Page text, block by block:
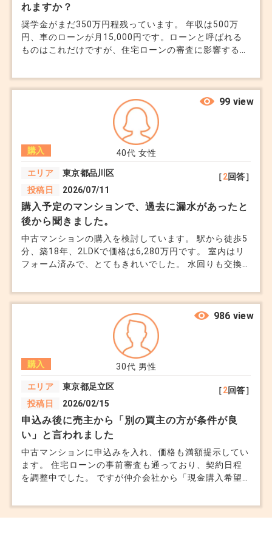
れますか？
奨学金がまだ350万円程残っています。 年収は500万
円、車のローンが月15,000円です。ローンと呼ばれる
ものはこれだけですが、住宅ローンの審査に影響するの
供を希望している為私だけの年収で住宅ローン審査を出
40代 女性
購入
エリア
東京都品川区
投稿日
2026/07/11
［2回答］
99 view
購入予定のマンションで、過去に漏水があったと
後から聞きました。
中古マンションの購入を検討しています。 駅から徒歩5
分、築18年、2LDKで価格は6,280万円です。 室内はリ
フォーム済みで、とてもきれいでした。 水回りも交換
水があった部屋だと聞きました。 数年前に天井と壁紙
を張り替えており、現在は修理済みとのことです。 不
動産会社からは、修理は完了していて再発もしていない
ため、大きな問題ではないと説明を受けています。 し
かし、内見時にはその話を聞いていなかったので、少し
不安になっています。 リフォーム後の室内だけを見る
と分かりませんが、天井裏や壁の中にカビが残っていな
いか気になります。 また、将来売却する際に、過去の
漏水歴が価格に影響するのかも心配です。 長く住む家
なので、見えない部分のトラブルを抱えたまま購入する
のは避けたいです。 過去に漏水があった中古マンショ
ンを購入する場合、契約前にどのような資料や修理履歴
を確認すればよいのでしょうか。 また、修理済みであ
っても、重要事項説明や売買契約書に記載しておいた方
が良い内容はありますか。
30代 男性
購入
エリア
東京都足立区
投稿日
2026/02/15
［2回答］
986 view
申込み後に売主から「別の買主の方が条件が良
い」と言われました
中古マンションに申込みを入れ、価格も満額提示してい
ます。 住宅ローンの事前審査も通っており、契約日程
を調整中でした。 ですが仲介会社から「現金購入希望
向きだったため、この状況に納得できません。 満額提